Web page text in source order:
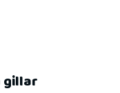
gillar